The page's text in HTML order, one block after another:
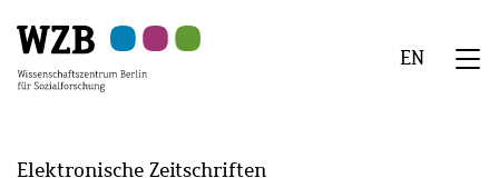
Hauptinhalt
springen
Navigation
springen
Suche
springen
Sekundärnavigation
springen
Fußzeile
springen
EN
Elektronische Zeitschriften